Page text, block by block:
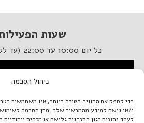
ניהול הסכמה
כדי לספק את החוויה הטובה ביותר, אנו משתמשים
ו/או גישה למידע מהמכשיר שלך. מתן הסכמה לשימוש
לעבד נתונים כגון התנהגות גלישה או מזהים
שעות
כל יום 10:00 עד 22:00 (עד ללקוח האחרון)
המסעדה נגישה לנכים
איטלקיה
מתחם התחנה, תל